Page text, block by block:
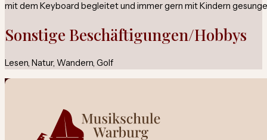
mit dem Keyboard begleitet und immer gern mit Kindern
Sonstige Beschäftigungen/Hobbys
Lesen, Natur, Wandern, Golf